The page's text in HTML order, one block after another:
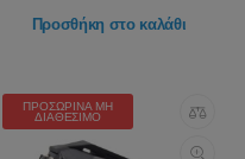
Προσθήκη στο καλάθι
ΠΡΟΣΩΡΙΝΆ ΜΗ
ΔΙΑΘΈΣΙΜΟ